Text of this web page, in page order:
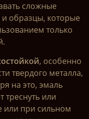
сложные
образцы, которые
только
, особенно
твердого металла,
на это, эмаль
треснуть или
или при сильном